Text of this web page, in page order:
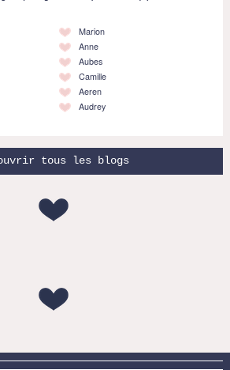
Marion
Anne
Aubes
Camille
Aeren
Audrey
tous les blogs